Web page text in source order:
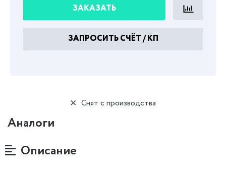
Снят с производства
Аналоги
ЗАКАЗАТЬ
ЗАПРОСИТЬ СЧЁТ / КП
Описание